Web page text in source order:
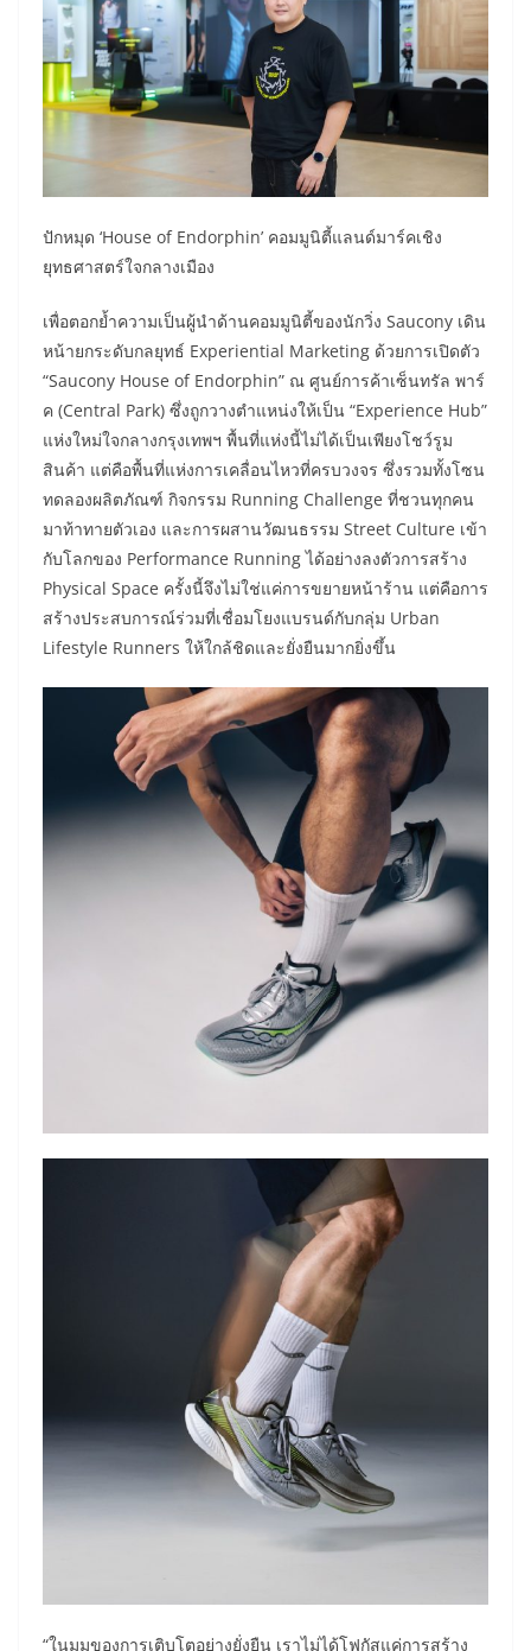
ปักหมุด ‘House of Endorphin’ คอมมูนิตี้แลนด์มาร์คเชิง
ยุทธศาสตร์ใจกลางเมือง
เพื่อตอกย้ำความเป็นผู้นำด้านคอมมูนิตี้ของนักวิ่ง Saucony เดิน
หน้ายกระดับกลยุทธ์ Experiential Marketing ด้วยการเปิดตัว
“Saucony House of Endorphin” ณ ศูนย์การค้าเซ็นทรัล พาร์
ค (Central Park) ซึ่งถูกวางตำแหน่งให้เป็น “Experience Hub”
แห่งใหม่ใจกลางกรุงเทพฯ พื้นที่แห่งนี้ไม่ได้เป็นเพียงโชว์รูม
สินค้า แต่คือพื้นที่แห่งการเคลื่อนไหวที่ครบวงจร ซึ่งรวมทั้งโซน
ทดลองผลิตภัณฑ์ กิจกรรม Running Challenge ที่ชวนทุกคน
มาท้าทายตัวเอง และการผสานวัฒนธรรม Street Culture เข้า
กับโลกของ Performance Running ได้อย่างลงตัวการสร้าง
Physical Space ครั้งนี้จึงไม่ใช่แค่การขยายหน้าร้าน แต่คือการ
สร้างประสบการณ์ร่วมที่เชื่อมโยงแบรนด์กับกลุ่ม Urban
Lifestyle Runners ให้ใกล้ชิดและยั่งยืนมากยิ่งขึ้น
“ในมุมของการเติบโตอย่างยั่งยืน เราไม่ได้โฟกัสแค่การสร้าง